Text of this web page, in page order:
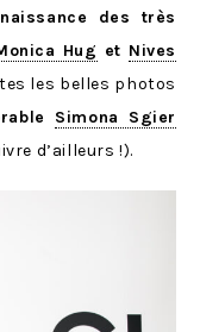
des très
Hug et Nives
les belles photos
Simona Sgier
d’ailleurs !).